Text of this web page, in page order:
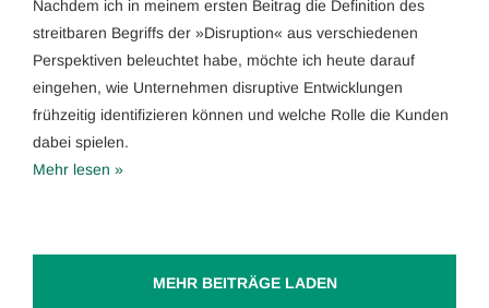
Nachdem ich in meinem ersten Beitrag die Definition des
streitbaren Begriffs der »Disruption« aus verschiedenen
Perspektiven beleuchtet habe, möchte ich heute darauf
eingehen, wie Unternehmen disruptive Entwicklungen
frühzeitig identifizieren können und welche Rolle die Kunden
dabei spielen.
Mehr lesen »
MEHR BEITRÄGE LADEN